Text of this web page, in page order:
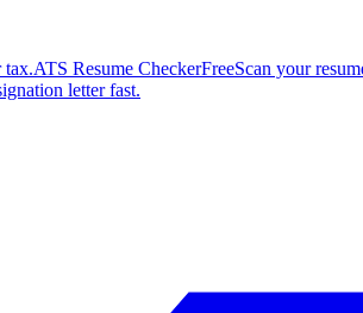
tax.ATS Resume CheckerFreeScan your
letter fast.